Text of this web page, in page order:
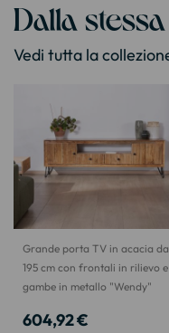
Dalla
Vedi tutta la
Grande porta TV in acacia da
195 cm con frontali in rilievo e
gambe in metallo "Wendy"
604,92 €